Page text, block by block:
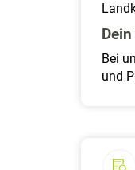
Bei
und